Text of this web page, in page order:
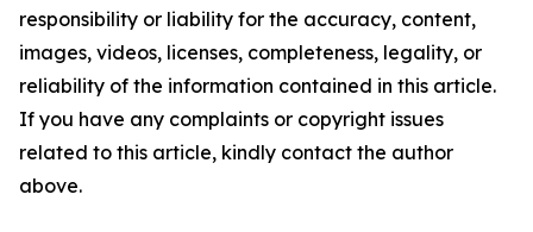
responsibility or liability for the accuracy, content,
images, videos, licenses, completeness, legality, or
reliability of the information contained in this article.
If you have any complaints or copyright issues
related to this article, kindly contact the author
above.